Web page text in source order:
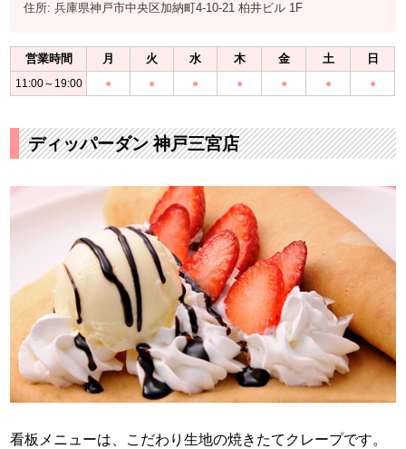
住所: 兵庫県神戸市中央区加納町4-10-21 柏井ビル 1F
営業時間 月 火 水 木 金 土
日
11:00～19:00
● ● ● ● ● ● ●
ディッパーダン 神戸三宮店
看板メニューは、こだわり生地の焼きたてクレープです。